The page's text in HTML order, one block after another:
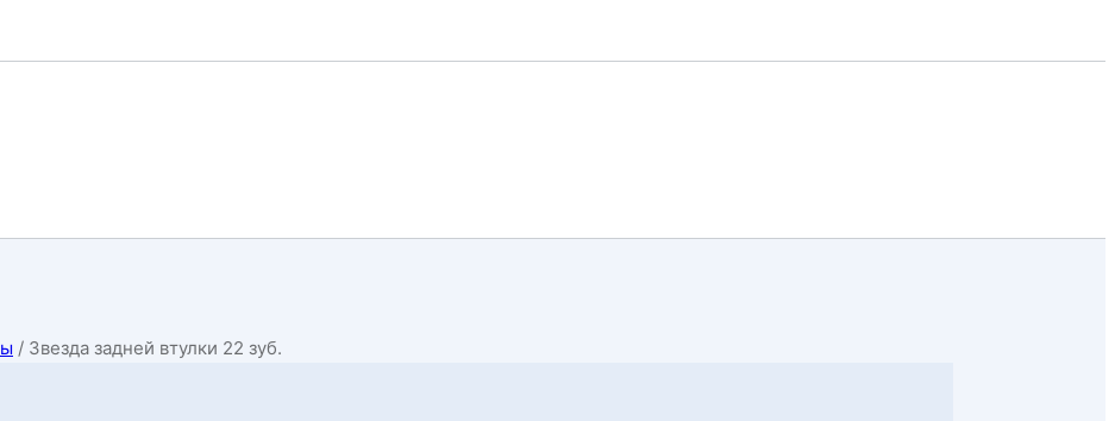
/ Звезда задней втулки 22 зуб.